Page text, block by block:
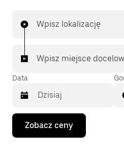
Wpisz lokalizację
Wpisz miejsce
Data
Naciśnij
klawisz
strzałki
Zobacz ceny